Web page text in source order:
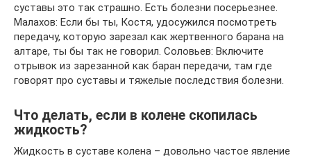
суставы это так страшно. Есть болезни посерьезнее.
Малахов: Если бы ты, Костя, удосужился посмотреть
передачу, которую зарезал как жертвенного барана на
алтаре, ты бы так не говорил. Соловьев: Включите
отрывок из зарезанной как баран передачи, там где
говорят про суставы и тяжелые последствия болезни.
Что делать, если в колене скопилась
жидкость?
Жидкость в суставе колена – довольно частое явление